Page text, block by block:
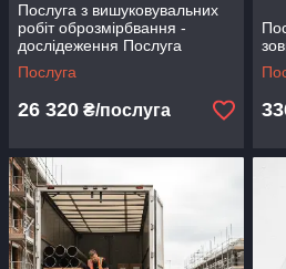
Послуга з вишуковувальних
робіт оброзмірбвання -
дослідеження Послуга
замірів аудиту ПВО-01
Послуга
26 320 ₴/послуга